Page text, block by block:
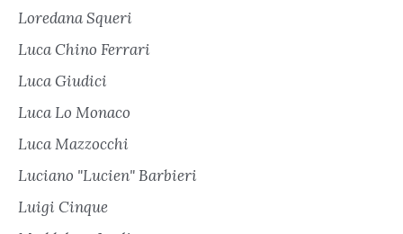
Loredana Squeri
Luca Chino Ferrari
Luca Giudici
Luca Lo Monaco
Luca Mazzocchi
Luciano "Lucien" Barbieri
Luigi Cinque